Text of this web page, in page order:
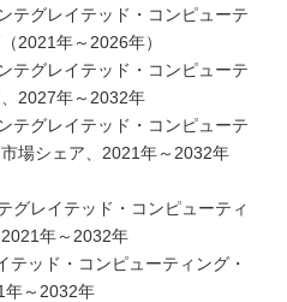
テグレイテッド・コンピューテ
2021年～2026年）
テグレイテッド・コンピューテ
2027年～2032年
テグレイテッド・コンピューテ
場シェア、2021年～2032年
グレイテッド・コンピューティ
年～2032年
ッド・コンピューティング・
年～2032年